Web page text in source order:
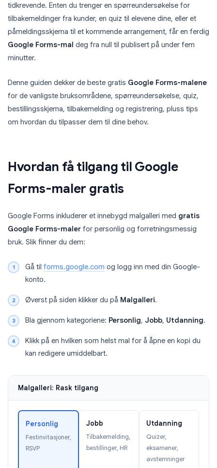
tidkrevende. Enten du trenger en spørreundersøkelse for
tilbakemeldinger fra kunder, en quiz til elevene dine, eller et
påmeldingsskjema til et kommende arrangement, får en ferdig
Google Forms-mal deg fra null til publisert på under fem
minutter.
Denne guiden dekker de beste gratis Google Forms-malene
for de vanligste bruksområdene, spørreundersøkelse, quiz,
bestillingsskjema, tilbakemelding og registrering, pluss tips
om hvordan du tilpasser dem til dine behov.
Hvordan få tilgang til Google
Forms-maler gratis
Google Forms inkluderer et innebygd malgalleri med gratis
Google Forms-maler for personlig og forretningsmessig
bruk. Slik finner du dem:
Gå til forms.google.com og logg inn med din Google-
konto.
Øverst på siden klikker du på Malgalleri.
Bla gjennom kategoriene: Personlig, Jobb, Utdanning.
Klikk på en hvilken som helst mal for å åpne en kopi du
kan redigere umiddelbart.
Malgalleri: Rask tilgang
Personlig
Festinvitasjoner,
RSVP
Jobb
Tilbakemelding,
bestillinger, HR
Utdanning
Quizer,
eksamener,
avstemninger